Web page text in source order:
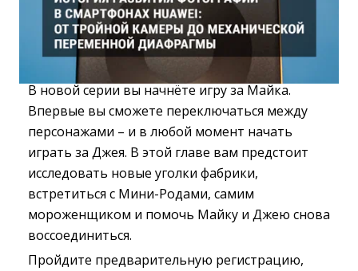
В новой серии вы начнёте игру за Майка.
Впервые вы сможете переключаться между
персонажами – и в любой момент начать
играть за Джея. В этой главе вам предстоит
исследовать новые уголки фабрики,
встретиться с Мини-Родами, самим
мороженщиком и помочь Майку и Джею снова
воссоединиться.
Пройдите предварительную регистрацию,